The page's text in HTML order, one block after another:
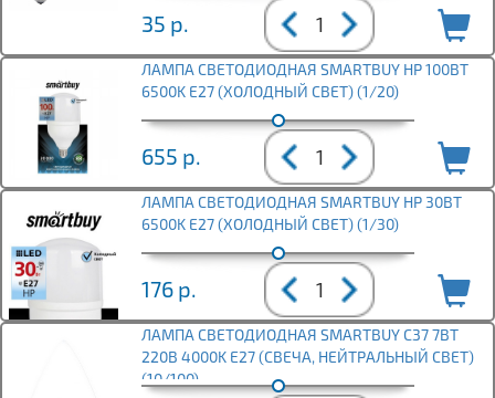
35 р.
ЛАМПА СВЕТОДИОДНАЯ SMARTBUY HP 100ВТ
6500K E27 (ХОЛОДНЫЙ СВЕТ) (1/20)
655 р.
ЛАМПА СВЕТОДИОДНАЯ SMARTBUY HP 30ВТ
6500K E27 (ХОЛОДНЫЙ СВЕТ) (1/30)
176 р.
ЛАМПА СВЕТОДИОДНАЯ SMARTBUY C37 7ВТ
220В 4000K E27 (СВЕЧА, НЕЙТРАЛЬНЫЙ СВЕТ)
(10/100)